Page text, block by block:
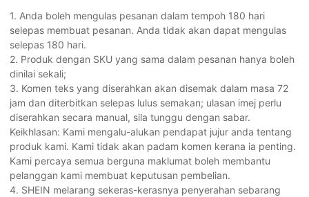
1. Anda boleh mengulas pesanan dalam tempoh 180 hari
selepas membuat pesanan. Anda tidak akan dapat mengulas
selepas 180 hari.
2. Produk dengan SKU yang sama dalam pesanan hanya boleh
dinilai sekali;
3. Komen teks yang diserahkan akan disemak dalam masa 72
jam dan diterbitkan selepas lulus semakan; ulasan imej perlu
diserahkan secara manual, sila tunggu dengan sabar.
Keikhlasan: Kami mengalu-alukan pendapat jujur anda tentang
produk kami. Kami tidak akan padam komen kerana ia penting.
Kami percaya semua berguna maklumat boleh membantu
pelanggan kami membuat keputusan pembelian.
4. SHEIN melarang sekeras-kerasnya penyerahan sebarang